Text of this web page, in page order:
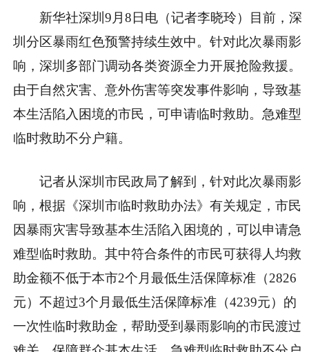
新华社深圳9月8日电（记者李晓玲）目前，深
圳分区暴雨红色预警持续生效中。针对此次暴雨影
响，深圳多部门调动各类资源全力开展抢险救援。
由于自然灾害、意外伤害等突发事件影响，导致基
本生活陷入困境的市民，可申请临时救助。急难型
临时救助不分户籍。
记者从深圳市民政局了解到，针对此次暴雨影
响，根据《深圳市临时救助办法》有关规定，市民
因暴雨灾害导致基本生活陷入困境的，可以申请急
难型临时救助。其中符合条件的市民可获得人均救
助金额不低于本市2个月最低生活保障标准（2826
元）不超过3个月最低生活保障标准（4239元）的
一次性临时救助金，帮助受到暴雨影响的市民渡过